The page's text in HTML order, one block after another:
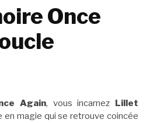
Once
Again, vous incarnez Lillet
en magie qui se retrouve coincée